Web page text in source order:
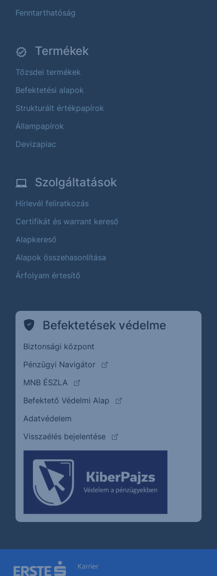
Fenntarthatóság
Termékek
Tőzsdei termékek
Befektetési alapok
Strukturált értékpapírok
Állampapírok
Devizapiac
Szolgáltatások
Hírlevél feliratkozás
Certifikát és warrant kereső
Alapkereső
Alapok összehasonlítása
Árfolyam értesítő
Befektetések védelme
Biztonsági központ
Pénzügyi Navigátor
(külső oldalra ugrik)
MNB ÉSZLA
(külső oldalra ugrik)
Befektető Védelmi Alap
(külső oldalra ugrik)
Adatvédelem
Visszaélés bejelentése
(külső oldalra ugrik)
Karrier